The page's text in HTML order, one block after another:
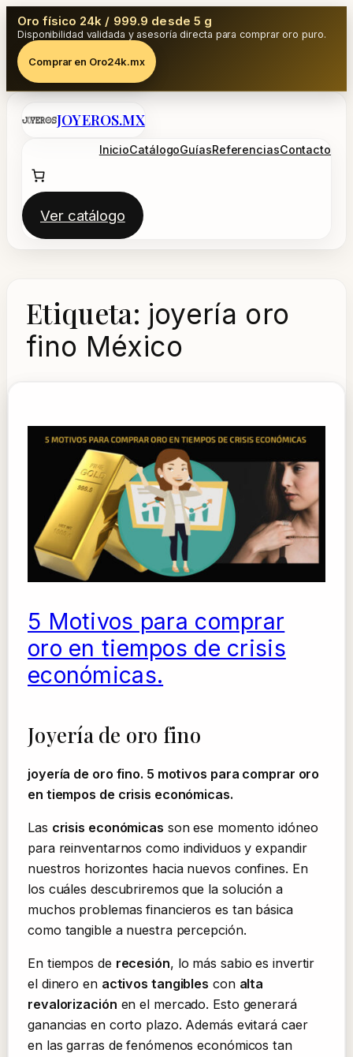
Oro físico 24k / 999.9 desde 5 g
Disponibilidad validada y asesoría directa para comprar oro puro.
Comprar en Oro24k.mx
Saltar
JOYEROS.MX
InicioCatálogoGuíasReferenciasContacto
Ver catálogo
Etiqueta: joyería oro
fino México
5 Motivos para comprar
oro en tiempos de crisis
económicas.
Joyería de oro fino
joyería de oro fino. 5 motivos para comprar oro
en tiempos de crisis económicas.
Las crisis económicas son ese momento idóneo
para reinventarnos como individuos y expandir
nuestros horizontes hacia nuevos confines. En
los cuáles descubriremos que la solución a
muchos problemas financieros es tan básica
como tangible a nuestra percepción.
En tiempos de recesión, lo más sabio es invertir
el dinero en activos tangibles con alta
revalorización en el mercado. Esto generará
ganancias en corto plazo. Además evitará caer
en las garras de fenómenos económicos tan